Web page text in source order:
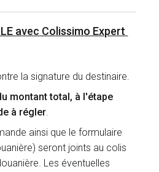
avec Colissimo Expert
la signature du destinaire.
montant total, à l'étape
à régler.
ainsi que le formulaire
seront joints au colis
Les éventuelles